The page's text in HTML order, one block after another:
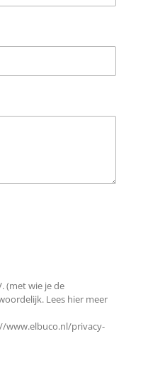
(met wie je de
Lees hier meer
www.elbuco.nl/privacy-